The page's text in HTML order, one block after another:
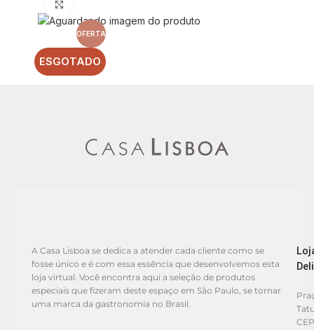
OFERTA
ESGOTADO
A Casa Lisboa se dedica a atender cada cliente como se
fosse único e é com essa essência que desenvolvemos esta
loja virtual. Você encontra aqui a seleção de produtos
especiais que fizeram deste espaço em São Paulo, se tornar
uma marca da gastronomia no Brasil.